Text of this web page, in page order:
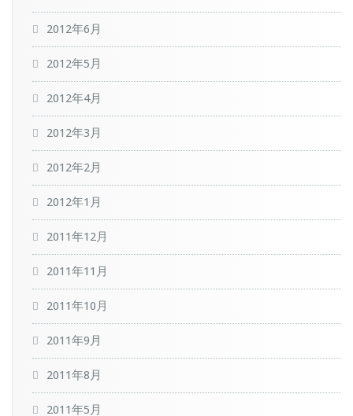
2012年6月
2012年5月
2012年4月
2012年3月
2012年2月
2012年1月
2011年12月
2011年11月
2011年10月
2011年9月
2011年8月
2011年5月